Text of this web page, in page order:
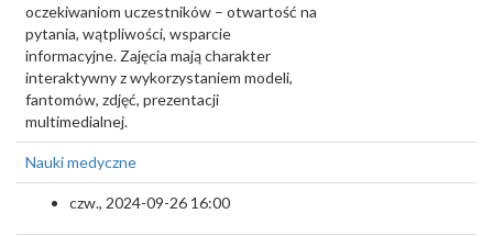
oczekiwaniom uczestników – otwartość na
pytania, wątpliwości, wsparcie
informacyjne. Zajęcia mają charakter
interaktywny z wykorzystaniem modeli,
fantomów, zdjęć, prezentacji
multimedialnej.
Nauki medyczne
czw., 2024-09-26 16:00